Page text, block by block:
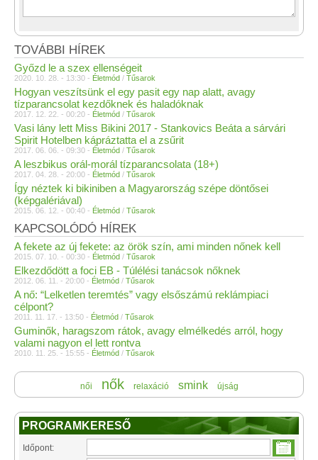
TOVÁBBI HÍREK
Győzd le a szex ellenségeit
2020. 10. 28. - 13:30 - Életmód / Tűsarok
Hogyan veszítsünk el egy pasit egy nap alatt, avagy
tízparancsolat kezdőknek és haladóknak
2017. 12. 22. - 00:20 - Életmód / Tűsarok
Vasi lány lett Miss Bikini 2017 - Stankovics Beáta a sárvári
Spirit Hotelben kápráztatta el a zsűrit
2017. 06. 06. - 09:30 - Életmód / Tűsarok
A leszbikus orál-morál tízparancsolata (18+)
2017. 04. 28. - 20:00 - Életmód / Tűsarok
Így néztek ki bikiniben a Magyarország szépe döntősei
(képgalériával)
2015. 06. 12. - 00:40 - Életmód / Tűsarok
KAPCSOLÓDÓ HÍREK
A fekete az új fekete: az örök szín, ami minden nőnek kell
2015. 07. 10. - 00:30 - Életmód / Tűsarok
Elkezdődött a foci EB - Túlélési tanácsok nőknek
2012. 06. 11. - 20:00 - Életmód / Tűsarok
A nő: “Lelketlen teremtés” vagy elsőszámú reklámpiaci
célpont?
2011. 11. 17. - 13:50 - Életmód / Tűsarok
Guminők, haragszom rátok, avagy elmélkedés arról, hogy
valami nagyon el lett rontva
2010. 11. 25. - 15:55 - Életmód / Tűsarok
női nők relaxáció smink újság
PROGRAMKERESŐ
Időpont: